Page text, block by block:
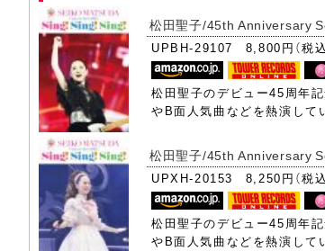
(24) 天使のウィンク
(25) 夏の扉
(26) 素敵にOnce Again
(27) 大切なあなた
松田聖子/45th Anniversary
UPBH-29107 8,800円（税
松田聖子のデビュー45周年
やB面人気曲などを熱演して
松田聖子/45th Anniversary
UPXH-20153 8,250円（税
松田聖子のデビュー45周年
やB面人気曲などを熱演して